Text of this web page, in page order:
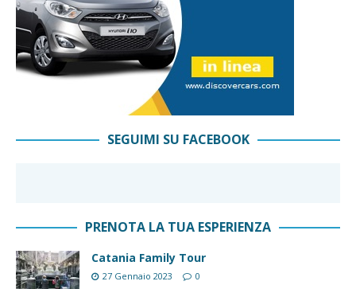
SEGUIMI SU FACEBOOK
PRENOTA LA TUA ESPERIENZA
Catania Family Tour
27 Gennaio 2023 0